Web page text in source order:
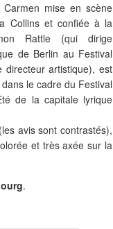
mise en scène
Collins et confiée à la
Rattle (qui dirige
de Berlin au Festival
artistique), est
le cadre du Festival
de la capitale lyrique
avis sont contrastés),
et très axée sur la
.